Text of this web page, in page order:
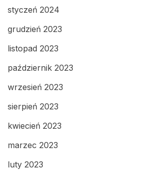
styczeń 2024
grudzień 2023
listopad 2023
październik 2023
wrzesień 2023
sierpień 2023
kwiecień 2023
marzec 2023
luty 2023